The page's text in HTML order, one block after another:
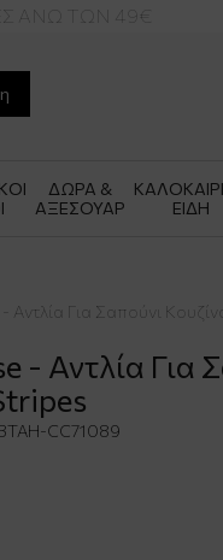
ΤΩΝ 49€
ΔΩΡΑ &
ΑΞΕΣΟΥΑΡ
ΕΙΔΗ
Αντλία Για Σαπούνι
- Αντλία Για
CC71089